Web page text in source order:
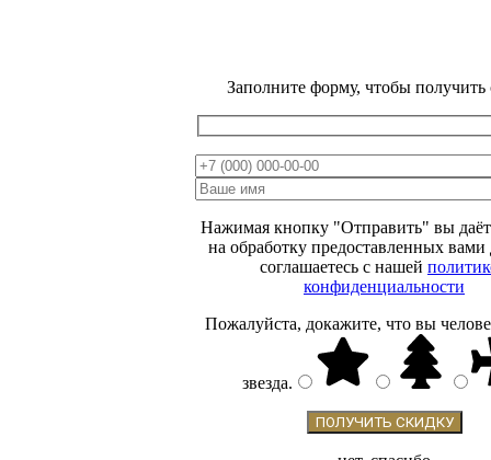
Заполните форму, чтобы получить
Нажимая кнопку "Отправить" вы
на обработку предоставленных
соглашаетесь с нашей
конфиденциальности
Пожалуйста, докажите, что вы
звезда.